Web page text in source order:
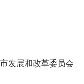
州市发展